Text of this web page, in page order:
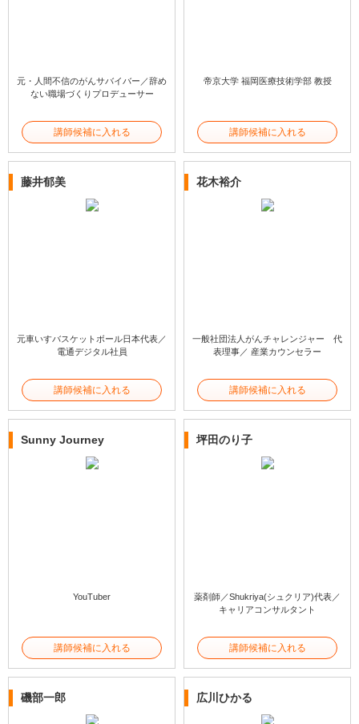
元・人間不信のがんサバイバー／辞め
ない職場づくりプロデューサー
講師候補に入れる
帝京大学 福岡医療技術学部 教授
講師候補に入れる
藤井郁美
元車いすバスケットボール日本代表／
電通デジタル社員
講師候補に入れる
花木裕介
一般社団法人がんチャレンジャー 代
表理事／ 産業カウンセラー
講師候補に入れる
Sunny Journey
YouTuber
講師候補に入れる
坪田のり子
薬剤師／Shukriya(シュクリア)代表／
キャリアコンサルタント
講師候補に入れる
磯部一郎 広川ひかる